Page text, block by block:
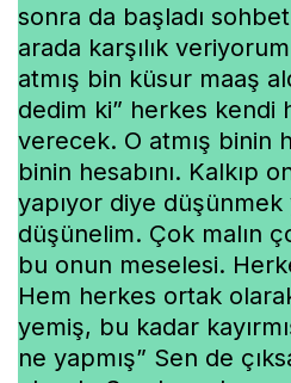
sonra da başladı
arada karşılık
atmış bin küsur maaş
dedim ki” herkes kendi
verecek. O atmış binin
binin hesabını. Kalkıp
yapıyor diye
düşünelim. Çok malın
bu onun meselesi.
Hem herkes ortak
yemiş, bu kadar
ne yapmış” Sen de